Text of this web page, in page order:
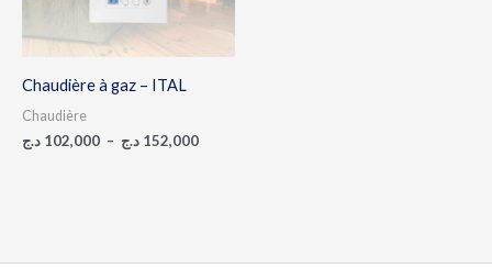
Chaudière à gaz – ITAL
Chaudière
102,000 د.ج – 152,000 د.ج